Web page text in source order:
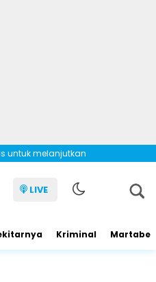
untuk melanjutkan
LIVE
Kriminal Martabe